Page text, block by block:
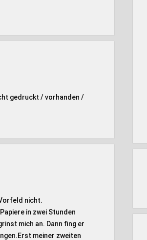
gedruckt / vorhanden /
nicht.
in zwei Stunden
mich an. Dann fing er
meiner zweiten